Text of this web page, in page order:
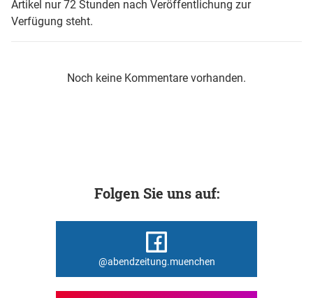
Artikel nur 72 Stunden nach Veröffentlichung zur
Verfügung steht.
Noch keine Kommentare vorhanden.
Folgen Sie uns auf:
@abendzeitung.muenchen